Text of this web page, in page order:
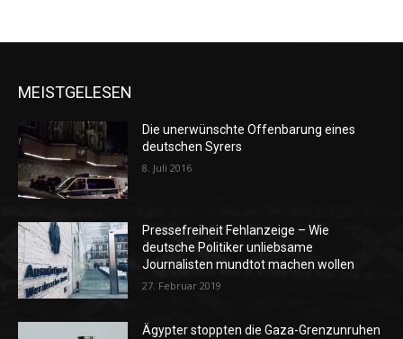
MEISTGELESEN
Die unerwünschte Offenbarung eines
deutschen Syrers
8. Juli 2016
Pressefreiheit Fehlanzeige – Wie
deutsche Politiker unliebsame
Journalisten mundtot machen wollen
27. Februar 2019
Ägypter stoppten die Gaza-Grenzunruhen